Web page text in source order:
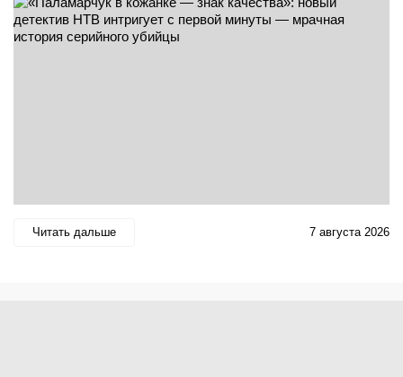
Читать дальше 7 августа 2026